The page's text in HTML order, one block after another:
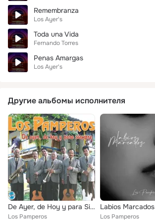
Remembranza
Los Ayer's
Toda una Vida
Fernando Torres
Penas Amargas
Los Ayer's
Другие альбомы исполнителя
De Ayer, de Hoy y para Siempre
Los Pamperos
Labios Marcados
Los Pamperos